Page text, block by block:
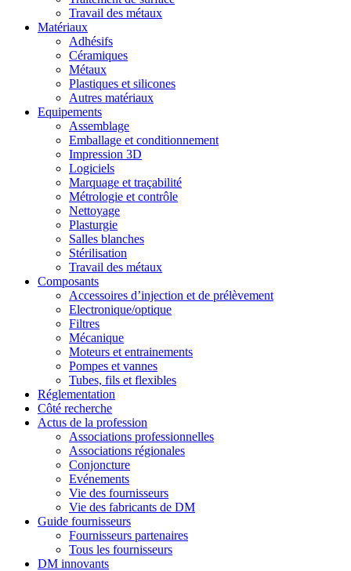
Travail des métaux
Matériaux
Adhésifs
Céramiques
Métaux
Plastiques et silicones
Autres matériaux
Equipements
Assemblage
Emballage et conditionnement
Impression 3D
Logiciels
Marquage et traçabilité
Métrologie et contrôle
Nettoyage
Plasturgie
Salles blanches
Stérilisation
Travail des métaux
Composants
Accessoires d’injection et de prélèvement
Electronique/optique
Filtres
Mécanique
Moteurs et entrainements
Pompes et vannes
Tubes, fils et flexibles
Réglementation
Côté recherche
Actus de la profession
Associations professionnelles
Associations régionales
Conjoncture
Evénements
Vie des fournisseurs
Vie des fabricants de DM
Guide fournisseurs
Fournisseurs partenaires
Tous les fournisseurs
DM innovants